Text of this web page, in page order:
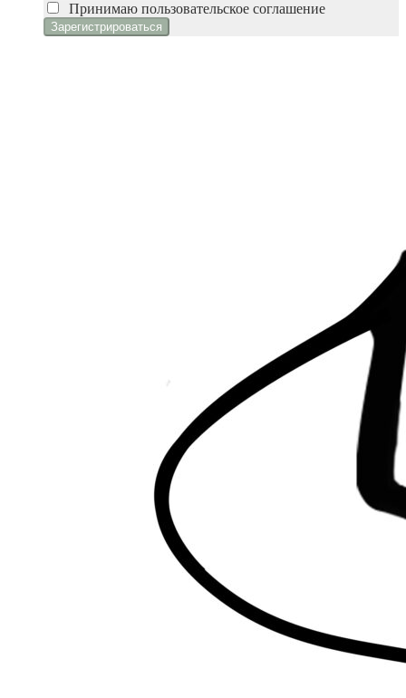
Принимаю пользовательское соглашение